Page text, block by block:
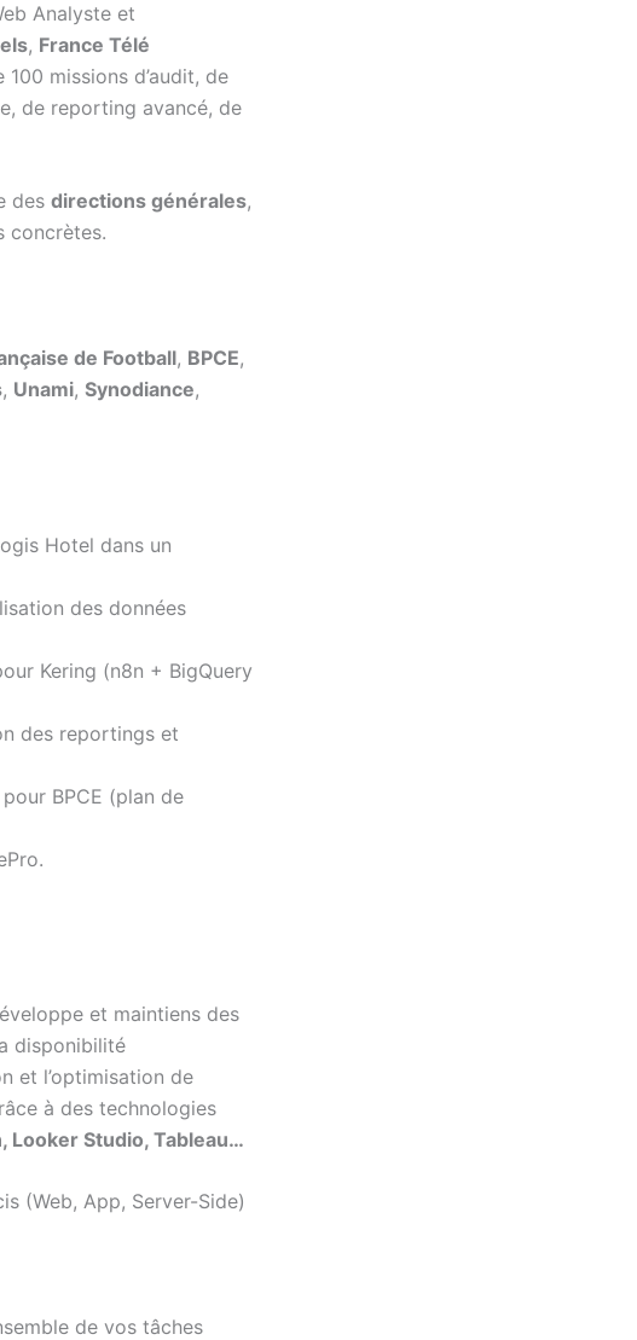
Analyste et
, France Télé
100 missions d’audit, de
de reporting avancé, de
des directions générales,
concrètes.
de Football, BPCE,
, Unami, Synodiance,
Hotel dans un
des données
Kering (n8n + BigQuery
des reportings et
BPCE (plan de
et maintiens des
disponibilité
et l’optimisation de
à des technologies
Looker Studio, Tableau…
(Web, App, Server-Side)
de vos tâches